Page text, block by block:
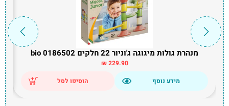
מנהרת גולות מיגוגה ג'וניור 22 חלקים bio 0186502
229.90
₪
מידע נוסף
הוסיפו לסל